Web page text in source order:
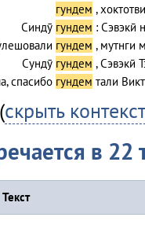
гундем ,
Синдӯ гундем : Сэвэкӣ
гундем , мутнги
Сундӯ гундем , Сэвэкӣ
спасибо гундем тали
(скрыть контекст
в 22
Текст